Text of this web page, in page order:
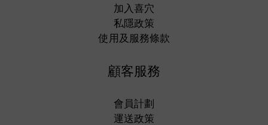
加入喜穴
私隱政策
使用及服務條款
顧客服務
會員計劃
運送政策